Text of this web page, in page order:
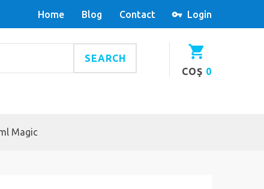
Login
Home Blog Contact
COŞ 0
SEARCH
Magic